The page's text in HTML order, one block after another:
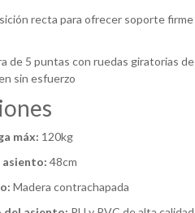
recta para ofrecer soporte firme
de 5 puntas con ruedas giratorias de
sin esfuerzo
máx: 120kg
48cm
Madera contrachapada